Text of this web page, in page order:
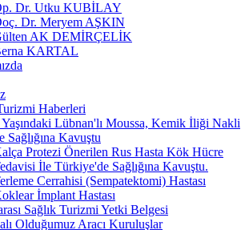
Dr. Utku KUBİLAY
Dr. Meryem AŞKIN
AK DEMİRÇELİK
KARTAL
Haberleri
Yaşındaki Lübnan'lı Moussa, Kemik İliği Nakli
Sağlığına Kavuştu
Protezi Önerilen Rus Hasta Kök Hücre
İle Türkiye'de Sağlığına Kavuştu.
Cerrahisi (Sempatektomi) Hastası
İmplant Hastası
Sağlık Turizmi Yetki Belgesi
Olduğumuz Aracı Kuruluşlar